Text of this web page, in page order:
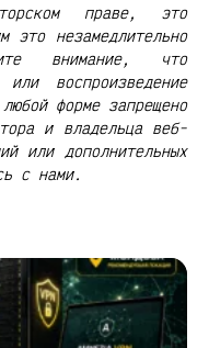
праве, это
это незамедлительно
внимание, что
или воспроизведение
форме запрещено
и владельца веб-
или дополнительных
с нами.